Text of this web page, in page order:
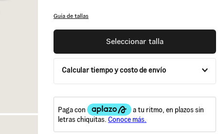
Guía de tallas
Seleccionar talla
Calcular tiempo y costo de envío